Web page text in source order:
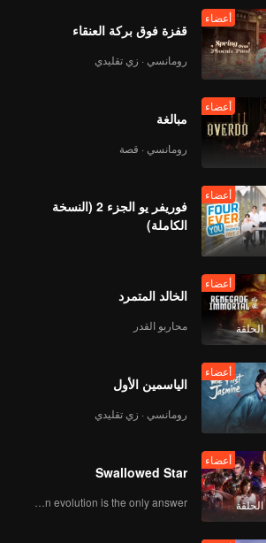
2
2
EP12：Thirteen Talks
2
أعضاء
قفزة فوق بركة العنقاء
رومانسي · زي تقليدي
أعضاء
مبالغة
رومانسي · قصة
أعضاء
فوريفر يو الجزء 2 (النسخة
الكاملة)
أعضاء
الخالد المتمرد
محاربو القدر
أعضاء
الياسمين الأول
رومانسي · زي تقليدي
أعضاء
Swallowed Star
Human evolution is the only answer.